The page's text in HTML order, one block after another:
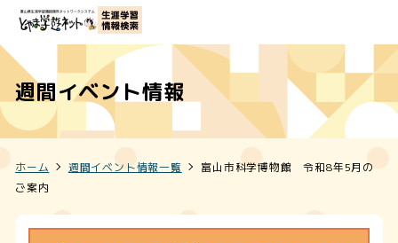
週間イベント情報
ホーム 週間イベント情報一覧
富山市科学博物館 令和8年5月の
ご案内